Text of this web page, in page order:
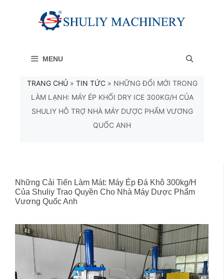
MENU
TRANG CHỦ» TIN TỨC» NHỮNG ĐỔI MỚI TRONG
LÀM LẠNH: MÁY ÉP KHỐI DRY ICE 300KG/H CỦA
SHULIY HỖ TRỢ NHÀ MÁY DƯỢC PHẨM VƯƠNG
QUỐC ANH
Những Cải Tiến Làm Mát: Máy Ép Đá Khô 300kg/h
Của Shuliy Trao Quyền Cho Nhà Máy Dược Phẩm
Vương Quốc Anh